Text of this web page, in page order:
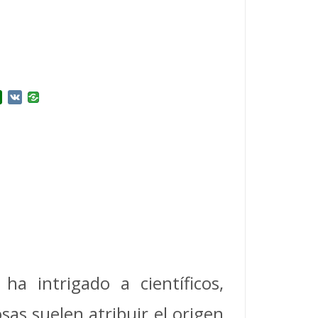
Douban
VK
intrigado a científicos,